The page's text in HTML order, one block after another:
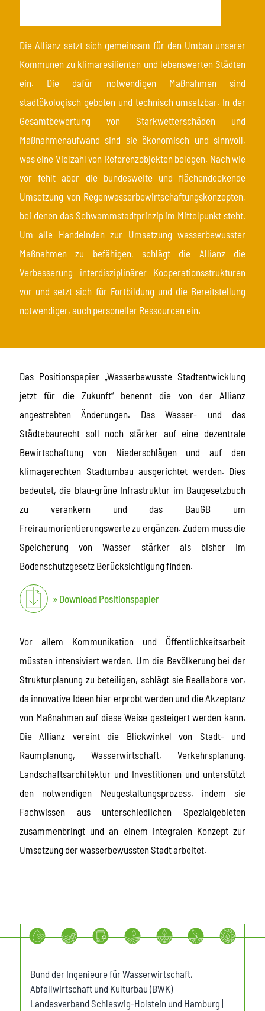
Die Allianz setzt sich gemeinsam für den Umbau unserer
Kommunen zu klimaresilienten und lebenswerten Städten
ein. Die dafür notwendigen Maßnahmen sind
stadtökologisch geboten und technisch umsetzbar. In der
Gesamtbewertung von Starkwetterschäden und
Maßnahmenaufwand sind sie ökonomisch und sinnvoll,
was eine Vielzahl von Referenzobjekten belegen. Nach wie
vor fehlt aber die bundesweite und flächendeckende
Umsetzung von Regenwasserbewirtschaftungskonzepten,
bei denen das Schwammstadtprinzip im Mittelpunkt steht.
Um alle Handelnden zur Umsetzung wasserbewusster
Maßnahmen zu befähigen, schlägt die Allianz die
Verbesserung interdisziplinärer Kooperationsstrukturen
vor und setzt sich für Fortbildung und die Bereitstellung
notwendiger, auch personeller Ressourcen ein.
Das Positionspapier „Wasserbewusste Stadtentwicklung
jetzt für die Zukunft“ benennt die von der Allianz
angestrebten Änderungen. Das Wasser- und das
Städtebaurecht soll noch stärker auf eine dezentrale
Bewirtschaftung von Niederschlägen und auf den
klimagerechten Stadtumbau ausgerichtet werden. Dies
bedeutet, die blau-grüne Infrastruktur im Baugesetzbuch
zu verankern und das BauGB um
Freiraumorientierungswerte zu ergänzen. Zudem muss die
Speicherung von Wasser stärker als bisher im
Bodenschutzgesetz Berücksichtigung finden.
Download Positionspapier
Vor allem Kommunikation und Öffentlichkeitsarbeit
müssten intensiviert werden. Um die Bevölkerung bei der
Strukturplanung zu beteiligen, schlägt sie Reallabore vor,
da innovative Ideen hier erprobt werden und die Akzeptanz
von Maßnahmen auf diese Weise gesteigert werden kann.
Die Allianz vereint die Blickwinkel von Stadt- und
Raumplanung, Wasserwirtschaft, Verkehrsplanung,
Landschaftsarchitektur und Investitionen und unterstützt
den notwendigen Neugestaltungsprozess, indem sie
Fachwissen aus unterschiedlichen Spezialgebieten
zusammenbringt und an einem integralen Konzept zur
Umsetzung der wasserbewussten Stadt arbeitet.
Bund der Ingenieure für Wasserwirtschaft,
Abfallwirtschaft und Kulturbau (BWK)
Landesverband Schleswig-Holstein und Hamburg |